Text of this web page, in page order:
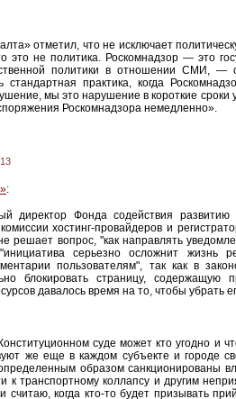
отметил, что не исключает
это не политика. Роскомнадзор — это
политики в отношении СМИ,
стандартная практика, когда
мы это нарушение в короткие сроки
Роскомнадзора немедленно».
:
директор Фонда содействия
хостинг-провайдеров и
решает вопрос, "как направлять
серьезно осложнит жизнь
пользователям", так как в
блокировать страницу, содержащую
давалось время на то, чтобы убрать
суде может кто угодно и
же еще в каждом субъекте и городе
образом санкционированы
к транспортному коллапсу и другим
считаю, когда кто-то будет призывать